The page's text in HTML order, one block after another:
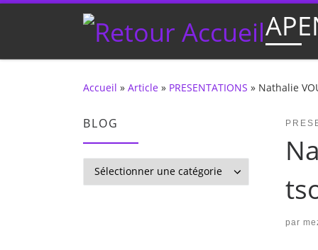
Passer au contenu
Accueil » Article » PRESENTATIONS » Nathalie
par
BLOG